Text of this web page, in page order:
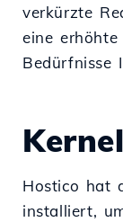
verkürzte
eine
Bedürfnisse
Hostico hat
installiert,